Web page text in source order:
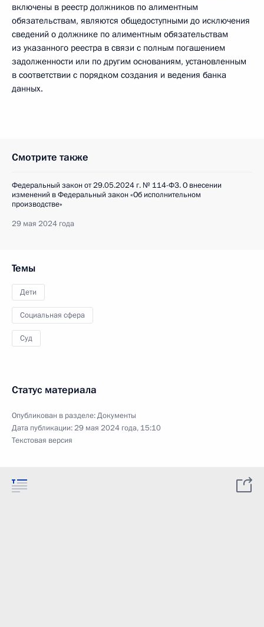
включены в реестр должников по алиментным
обязательствам, являются общедоступными до исключения
сведений о должнике по алиментным обязательствам
из указанного реестра в связи с полным погашением
задолженности или по другим основаниям, установленным
в соответствии с порядком создания и ведения банка
данных.
Смотрите также
Федеральный закон от 29.05.2024 г. № 114-ФЗ. О внесении
изменений в Федеральный закон «Об исполнительном
производстве»
29 мая 2024 года
Темы
Дети
Социальная сфера
Суд
Статус материала
Опубликован в разделе:Документы
Дата публикации:29 мая 2024 года, 15:10
Текстовая версия